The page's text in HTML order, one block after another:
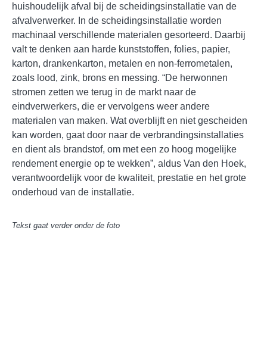
huishoudelijk afval bij de scheidingsinstallatie van de
afvalverwerker. In de scheidingsinstallatie worden
machinaal verschillende materialen gesorteerd. Daarbij
valt te denken aan harde kunststoffen, folies, papier,
karton, drankenkarton, metalen en non-ferrometalen,
zoals lood, zink, brons en messing. “De herwonnen
stromen zetten we terug in de markt naar de
eindverwerkers, die er vervolgens weer andere
materialen van maken. Wat overblijft en niet gescheiden
kan worden, gaat door naar de verbrandingsinstallaties
en dient als brandstof, om met een zo hoog mogelijke
rendement energie op te wekken”, aldus Van den Hoek,
verantwoordelijk voor de kwaliteit, prestatie en het grote
onderhoud van de installatie.
Tekst gaat verder onder de foto